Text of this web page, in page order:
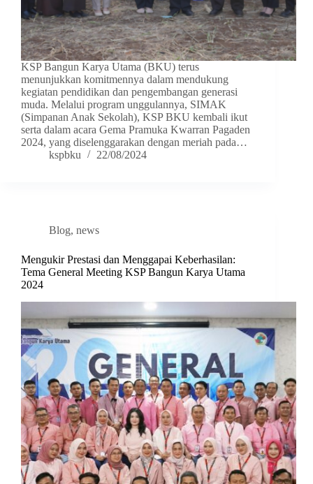
KSP Bangun Karya Utama (BKU) terus
menunjukkan komitmennya dalam mendukung
kegiatan pendidikan dan pengembangan generasi
muda. Melalui program unggulannya, SIMAK
(Simpanan Anak Sekolah), KSP BKU kembali ikut
serta dalam acara Gema Pramuka Kwarran Pagaden
2024, yang diselenggarakan dengan meriah pada…
kspbku
22/08/2024
Blog, news
Mengukir Prestasi dan Menggapai Keberhasilan:
Tema General Meeting KSP Bangun Karya Utama
2024